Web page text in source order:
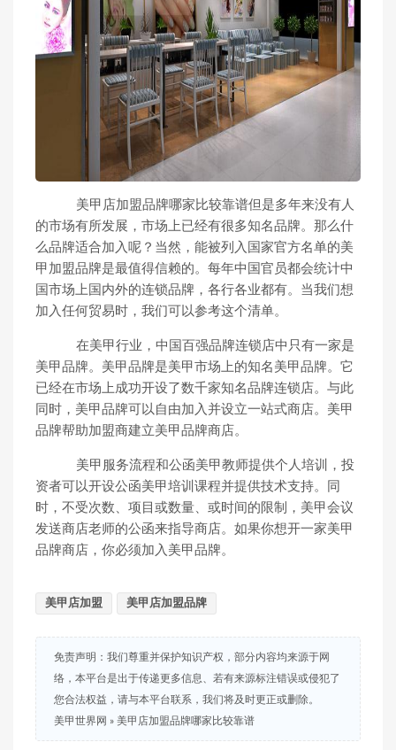
美甲店加盟品牌哪家比较靠谱但是多年来没有人
的市场有所发展，市场上已经有很多知名品牌。那么什
么品牌适合加入呢？当然，能被列入国家官方名单的美
甲加盟品牌是最值得信赖的。每年中国官员都会统计中
国市场上国内外的连锁品牌，各行各业都有。当我们想
加入任何贸易时，我们可以参考这个清单。
在美甲行业，中国百强品牌连锁店中只有一家是
美甲品牌。美甲品牌是美甲市场上的知名美甲品牌。它
已经在市场上成功开设了数千家知名品牌连锁店。与此
同时，美甲品牌可以自由加入并设立一站式商店。美甲
品牌帮助加盟商建立美甲品牌商店。
美甲服务流程和公函美甲教师提供个人培训，投
资者可以开设公函美甲培训课程并提供技术支持。同
时，不受次数、项目或数量、或时间的限制，美甲会议
发送商店老师的公函来指导商店。如果你想开一家美甲
品牌商店，你必须加入美甲品牌。
美甲店加盟 美甲店加盟品牌
免责声明：我们尊重并保护知识产权，部分内容均来源于网
络，本平台是出于传递更多信息、若有来源标注错误或侵犯了
您合法权益，请与本平台联系，我们将及时更正或删除。
美甲世界网 » 美甲店加盟品牌哪家比较靠谱